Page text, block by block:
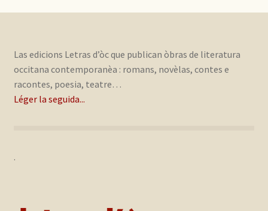
Las edicions Letras d’òc que publican òbras de literatura
occitana contemporanèa : romans, novèlas, contes e
racontes, poesia, teatre…
Léger la seguida...
.